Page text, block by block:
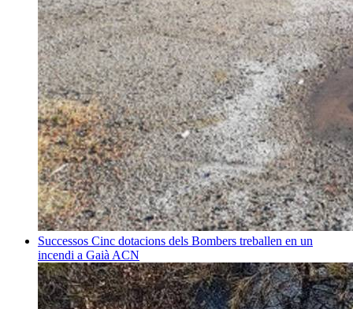
Successos Cinc dotacions dels Bombers treballen en un
incendi a Gaià ACN